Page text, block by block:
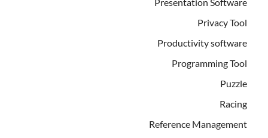
Presentation Software
Privacy Tool
Productivity software
Programming Tool
Puzzle
Racing
Reference Management